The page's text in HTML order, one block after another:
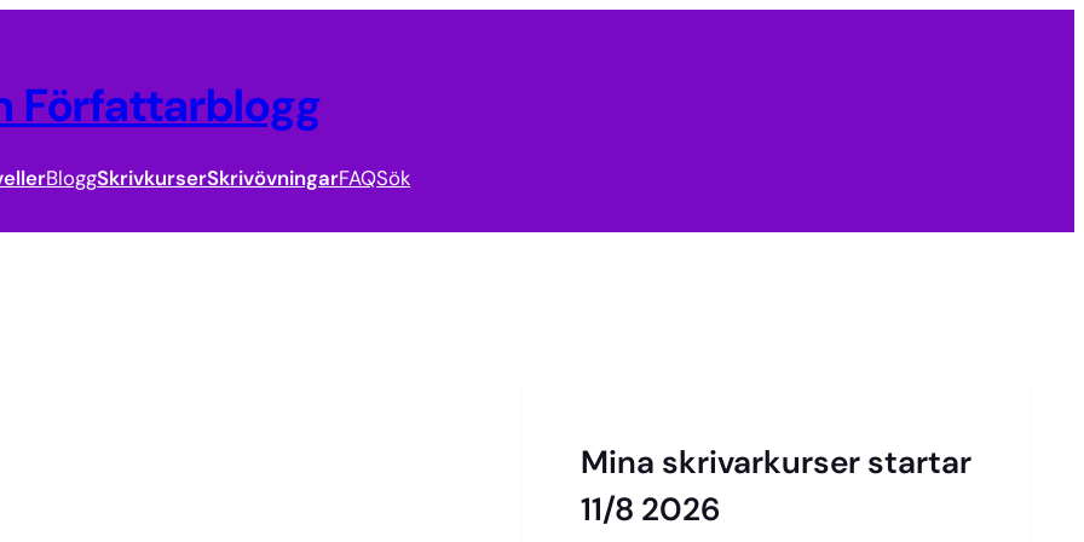
Författarblogg
BloggSkrivkurserSkrivövningarFAQSök
Mina skrivarkurser startar
11/8 2026